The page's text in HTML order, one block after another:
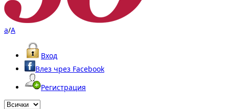
a/A
Вход
Влез чрез Facebook
Регистрация